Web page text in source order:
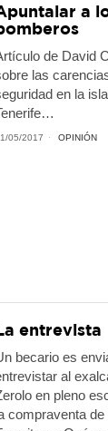
a
de David
las
en la
05/2017 OPINIÓN
entrevista
becario es
al
en pleno
compraventa de